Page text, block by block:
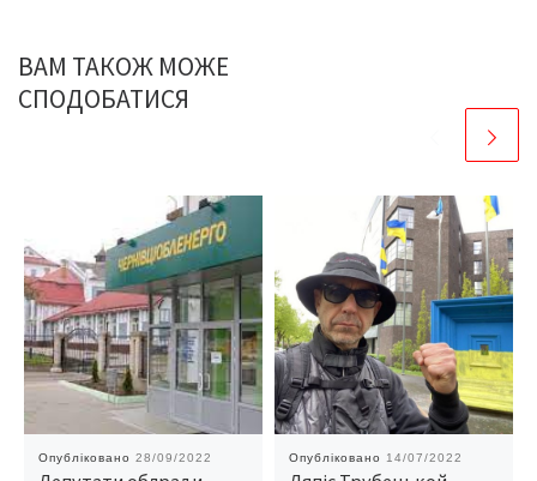
ВАМ ТАКОЖ МОЖЕ
СПОДОБАТИСЯ
Опубліковано 28/09/2022 Опубліковано 14/07/2022